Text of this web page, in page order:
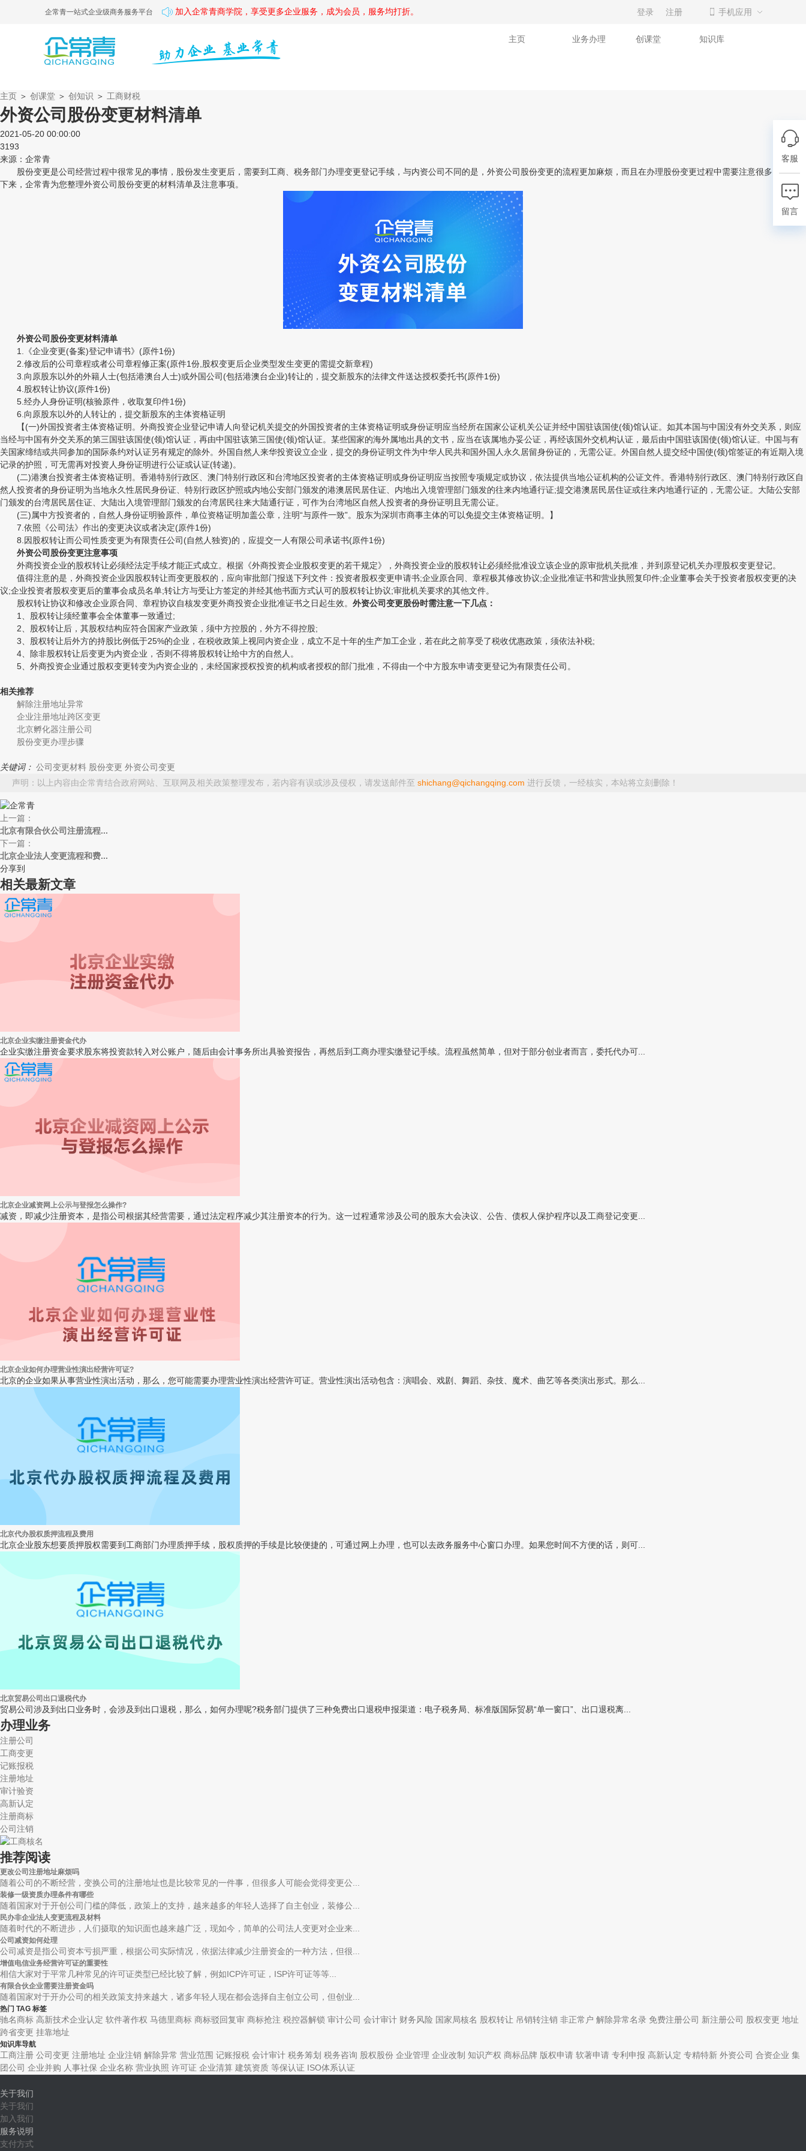
登录 注册 手机应用
企常青一站式企业级商务服务平台 加入企常青商学院，享受更多企业服务，成为会员，服务均打折。
主页 业务办理 创课堂 知识库
主页 ＞ 创课堂 ＞ 创知识 ＞ 工商财税
外资公司股份变更材料清单
2021-05-20 00:00:00
3193
来源：企常青
股份变更是公司经营过程中很常见的事情，股份发生变更后，需要到工商、税务部门办理变更登记手续，与内资公司不同的是，外资公司股份变更的流程更加麻烦，而且在办理股份变更过程中需要注意很多问题。接
下来，企常青为您整理外资公司股份变更的材料清单及注意事项。
外资公司股份变更材料清单
1.《企业变更(备案)登记申请书》(原件1份)
2.修改后的公司章程或者公司章程修正案(原件1份,股权变更后企业类型发生变更的需提交新章程)
3.向原股东以外的外籍人士(包括港澳台人士)或外国公司(包括港澳台企业)转让的，提交新股东的法律文件送达授权委托书(原件1份)
4.股权转让协议(原件1份)
5.经办人身份证明(核验原件，收取复印件1份)
6.向原股东以外的人转让的，提交新股东的主体资格证明
【(一)外国投资者主体资格证明。外商投资企业登记申请人向登记机关提交的外国投资者的主体资格证明或身份证明应当经所在国家公证机关公证并经中国驻该国使(领)馆认证。如其本国与中国没有外交关系，则应
当经与中国有外交关系的第三国驻该国使(领)馆认证，再由中国驻该第三国使(领)馆认证。某些国家的海外属地出具的文书，应当在该属地办妥公证，再经该国外交机构认证，最后由中国驻该国使(领)馆认证。中国与有
关国家缔结或共同参加的国际条约对认证另有规定的除外。外国自然人来华投资设立企业，提交的身份证明文件为中华人民共和国外国人永久居留身份证的，无需公证。外国自然人提交经中国使(领)馆签证的有近期入境
记录的护照，可无需再对投资人身份证明进行公证或认证(转递)。
(二)港澳台投资者主体资格证明。香港特别行政区、澳门特别行政区和台湾地区投资者的主体资格证明或身份证明应当按照专项规定或协议，依法提供当地公证机构的公证文件。香港特别行政区、澳门特别行政区自
然人投资者的身份证明为当地永久性居民身份证、特别行政区护照或内地公安部门颁发的港澳居民居住证、内地出入境管理部门颁发的往来内地通行证;提交港澳居民居住证或往来内地通行证的，无需公证。大陆公安部
门颁发的台湾居民居住证、大陆出入境管理部门颁发的台湾居民往来大陆通行证，可作为台湾地区自然人投资者的身份证明且无需公证。
(三)属中方投资者的，自然人身份证明验原件，单位资格证明加盖公章，注明“与原件一致”。股东为深圳市商事主体的可以免提交主体资格证明。】
7.依照《公司法》作出的变更决议或者决定(原件1份)
8.因股权转让而公司性质变更为有限责任公司(自然人独资)的，应提交一人有限公司承诺书(原件1份)
外资公司股份变更注意事项
外商投资企业的股权转让必须经法定手续才能正式成立。根据《外商投资企业股权变更的若干规定》，外商投资企业的股权转让必须经批准设立该企业的原审批机关批准，并到原登记机关办理股权变更登记。
值得注意的是，外商投资企业因股权转让而变更股权的，应向审批部门报送下列文件：投资者股权变更申请书;企业原合同、章程极其修改协议;企业批准证书和营业执照复印件;企业董事会关于投资者股权变更的决
议;企业投资者股权变更后的董事会成员名单;转让方与受让方签定的并经其他书面方式认可的股权转让协议;审批机关要求的其他文件。
股权转让协议和修改企业原合同、章程协议自核发变更外商投资企业批准证书之日起生效。 外资公司变更股份时需注意一下几点：
1、股权转让须经董事会全体董事一致通过;
2、股权转让后，其股权结构应符合国家产业政策，须中方控股的，外方不得控股;
3、股权转让后外方的持股比例低于25%的企业，在税收政策上视同内资企业，成立不足十年的生产加工企业，若在此之前享受了税收优惠政策，须依法补税;
4、除非股权转让后变更为内资企业，否则不得将股权转让给中方的自然人。
5、外商投资企业通过股权变更转变为内资企业的，未经国家授权投资的机构或者授权的部门批准，不得由一个中方股东申请变更登记为有限责任公司。
相关推荐
解除注册地址异常
企业注册地址跨区变更
北京孵化器注册公司
股份变更办理步骤
关键词： 公司变更材料 股份变更 外资公司变更
声明：以上内容由企常青结合政府网站、互联网及相关政策整理发布，若内容有误或涉及侵权，请发送邮件至 shichang@qichangqing.com 进行反馈，一经核实，本站将立刻删除！
上一篇：
北京有限合伙公司注册流程...
下一篇：
北京企业法人变更流程和费...
分享到
相关最新文章
北京企业实缴注册资金代办
企业实缴注册资金要求股东将投资款转入对公账户，随后由会计事务所出具验资报告，再然后到工商办理实缴登记手续。流程虽然简单，但对于部分创业者而言，委托代办可...
北京企业减资网上公示与登报怎么操作?
减资，即减少注册资本，是指公司根据其经营需要，通过法定程序减少其注册资本的行为。这一过程通常涉及公司的股东大会决议、公告、债权人保护程序以及工商登记变更...
北京企业如何办理营业性演出经营许可证?
北京的企业如果从事营业性演出活动，那么，您可能需要办理营业性演出经营许可证。营业性演出活动包含：演唱会、戏剧、舞蹈、杂技、魔术、曲艺等各类演出形式。那么...
北京代办股权质押流程及费用
北京企业股东想要质押股权需要到工商部门办理质押手续，股权质押的手续是比较便捷的，可通过网上办理，也可以去政务服务中心窗口办理。如果您时间不方便的话，则可...
北京贸易公司出口退税代办
贸易公司涉及到出口业务时，会涉及到出口退税，那么，如何办理呢?税务部门提供了三种免费出口退税申报渠道：电子税务局、标准版国际贸易“单一窗口”、出口退税离...
办理业务
注册公司
工商变更
记账报税
注册地址
审计验资
高新认定
注册商标
公司注销
推荐阅读
更改公司注册地址麻烦吗
随着公司的不断经营，变换公司的注册地址也是比较常见的一件事，但很多人可能会觉得变更公...
装修一级资质办理条件有哪些
随着国家对于开创公司门槛的降低，政策上的支持，越来越多的年轻人选择了自主创业，装修公...
民办非企业法人变更流程及材料
随着时代的不断进步，人们摄取的知识面也越来越广泛，现如今，简单的公司法人变更对企业来...
公司减资如何处理
公司减资是指公司资本亏损严重，根据公司实际情况，依据法律减少注册资金的一种方法，但很...
增值电信业务经营许可证的重要性
相信大家对于平常几种常见的许可证类型已经比较了解，例如ICP许可证，ISP许可证等等...
有限合伙企业需要注册资金吗
随着国家对于开办公司的相关政策支持来越大，诸多年轻人现在都会选择自主创立公司，但创业...
热门 TAG 标签
驰名商标 高新技术企业认定 软件著作权 马德里商标 商标驳回复审 商标抢注 税控器解锁 审计公司 会计审计 财务风险 国家局核名 股权转让 吊销转注销 非正常户 解除异常名录 免费注册公司 新注册公司 股权变更 地址
跨省变更 挂靠地址
知识库导航
工商注册 公司变更 注册地址 企业注销 解除异常 营业范围 记账报税 会计审计 税务筹划 税务咨询 股权股份 企业管理 企业改制 知识产权 商标品牌 版权申请 软著申请 专利申报 高新认定 专精特新 外资公司 合资企业 集
团公司 企业并购 人事社保 企业名称 营业执照 许可证 企业清算 建筑资质 等保认证 ISO体系认证
关于我们
关于我们
加入我们
服务说明
支付方式
客服
留言